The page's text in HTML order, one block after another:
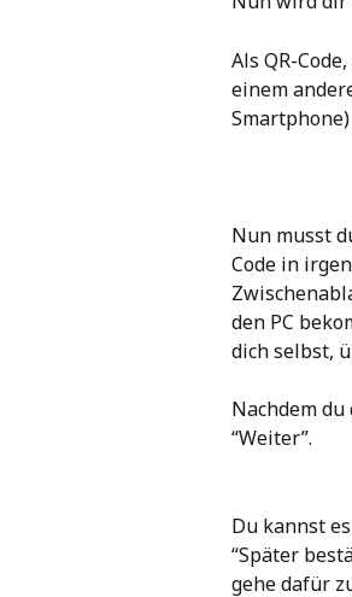
Als QR-
einem
Nun musst
Code in
den PC
dich selbst,
Nachdem
“Weiter”.
Du kannst
“Später
gehe dafür